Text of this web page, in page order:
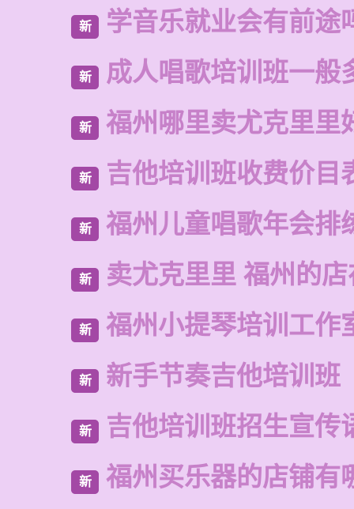
新 学音乐就业会有前途
新 成人唱歌培训班一般
新 福州哪里卖尤克里里
新 吉他培训班收费价目
新 福州儿童唱歌年会排
新 卖尤克里里 福州的
新 福州小提琴培训工作
新 新手节奏吉他培训班
新 吉他培训班招生宣传
新 福州买乐器的店铺有